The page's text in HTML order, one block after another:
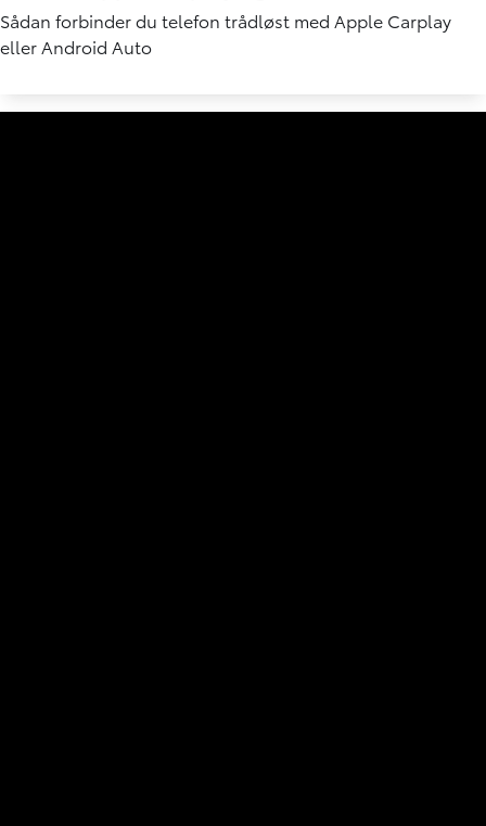
Sådan forbinder du telefon trådløst med Apple Carplay
eller Android Auto